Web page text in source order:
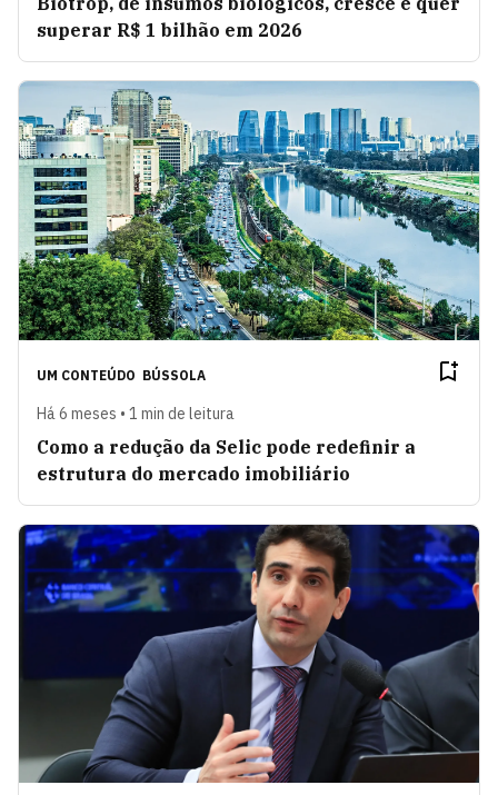
superar R$ 1 bilhão em 2026
UM CONTEÚDO BÚSSOLA
Há 6 meses • 1 min de leitura
Como a redução da Selic pode redefinir a
estrutura do mercado imobiliário